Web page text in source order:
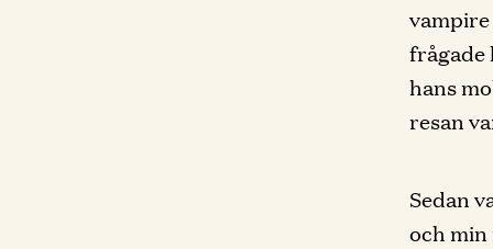
vampire
frågade
hans
resan
Sedan
och min